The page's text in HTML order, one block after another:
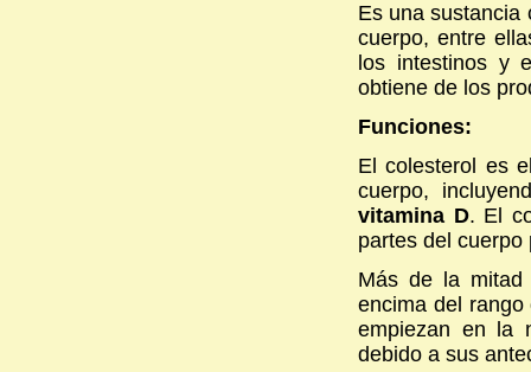
Es una sustancia
cuerpo, entre
los intestinos y
obtiene de los
Funciones:
El colesterol es
cuerpo,
vitamina D. El
partes del cuerpo
Más de la mitad
encima del
empiezan en la
debido a sus